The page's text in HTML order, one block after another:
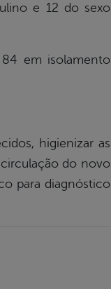
e 12 do sexo
84 em isolamento
higienizar as
do novo
para diagnóstico